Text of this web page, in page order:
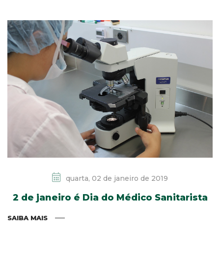
quarta, 02 de janeiro de 2019
2 de janeiro é Dia do Médico Sanitarista
SAIBA MAIS